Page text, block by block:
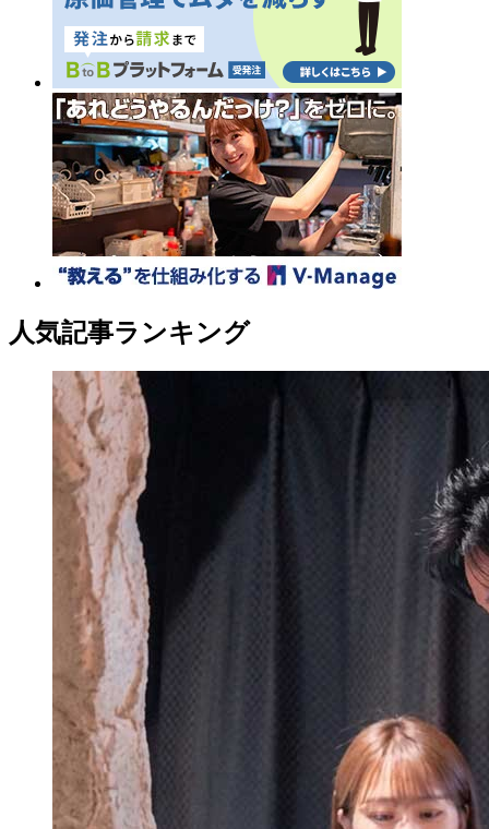
人気記事ランキング